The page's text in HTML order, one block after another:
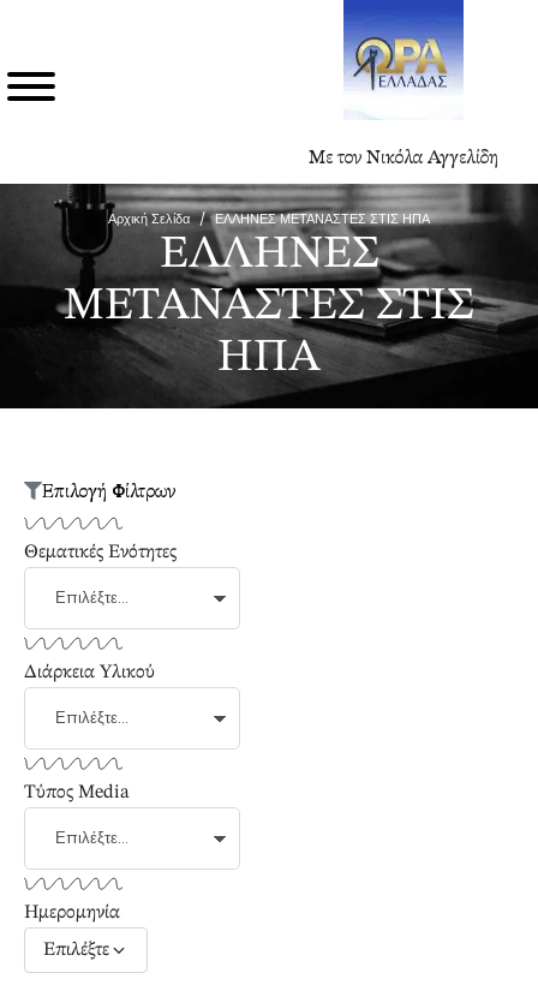
Με τον Νικόλα Αγγελίδη
Αρχική Σελίδα / ΕΛΛΗΝΕΣ ΜΕΤΑΝΑΣΤΕΣ ΣΤΙΣ ΗΠΑ
ΕΛΛΗΝΕΣ
ΜΕΤΑΝΑΣΤΕΣ ΣΤΙΣ
ΗΠΑ
Επιλογή Φίλτρων
Θεματικές Ενότητες
Διάρκεια Υλικού
Τύπος Media
Ημερομηνία
Επιλέξτε